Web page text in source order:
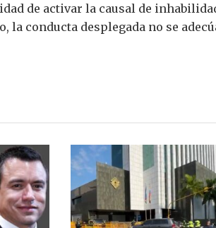
de activar la causal de
la conducta desplegada no se